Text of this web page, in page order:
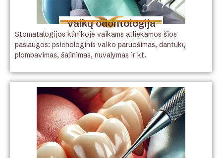
Vaikų odontologija
Stomatalogijos klinikoje vaikams atliekamos šios
paslaugos: psichologinis vaiko paruošimas, dantukų
plombavimas, šalinimas, nuvalymas ir kt.